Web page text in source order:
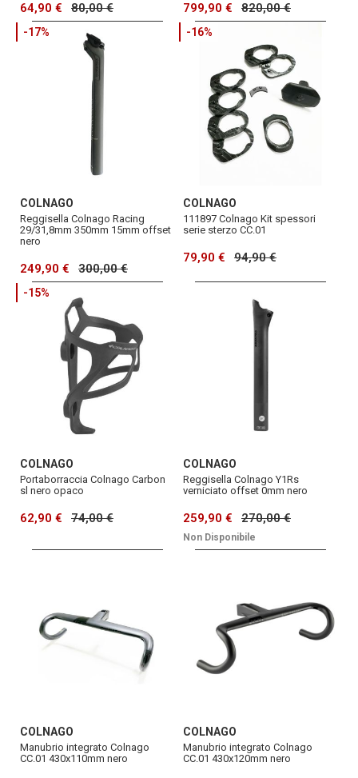
64,90 € 80,00 € 799,90 € 820,00 €
-17%
COLNAGO
Reggisella Colnago Racing
29/31,8mm 350mm 15mm offset
nero
249,90 € 300,00 €
-16%
COLNAGO
111897 Colnago Kit spessori
serie sterzo CC.01
79,90 € 94,90 €
-15%
COLNAGO
Portaborraccia Colnago Carbon
sl nero opaco
62,90 € 74,00 €
COLNAGO
Reggisella Colnago Y1Rs
verniciato offset 0mm nero
259,90 € 270,00 €
Non Disponibile
COLNAGO
Manubrio integrato Colnago
CC.01 430x110mm nero
COLNAGO
Manubrio integrato Colnago
CC.01 430x120mm nero